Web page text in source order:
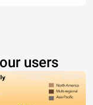
users